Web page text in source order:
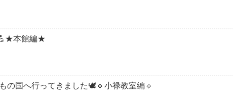
本館編★
の国へ行ってきました🕊️🔹小禄教室編🔹